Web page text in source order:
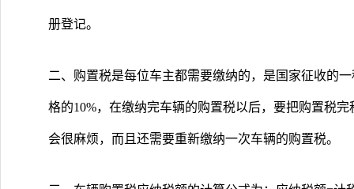
册登记。
二、购置税是每位车主都需要缴纳的，是国家征收的
格的10%，在缴纳完车辆的购置税以后，要把购置税
会很麻烦，而且还需要重新缴纳一次车辆的购置税。